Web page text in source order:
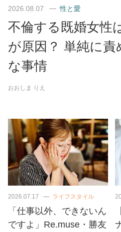
2026.08.07 性と愛
不倫する既婚女性
が原因？ 単純に
な事情
おおしま りえ
2026.07.17 ライフスタイル
「仕事以外、できないん
ですよ」Re.muse・勝友